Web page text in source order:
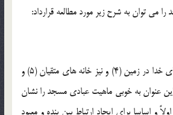
می توان به شرح زیر مورد مطالعه قرارداد:
از مساجد به عنوان خانه های خدا در زمین (4) و نیز خانه های متقیان (5) و
است. این عنوان به خوبی ماهیت عبادی مسجد را نشان